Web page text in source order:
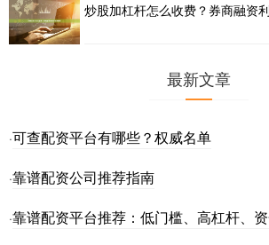
炒股加杠杆怎么收费？券商融资
最新文章
·可查配资平台有哪些？权威名单
·靠谱配资公司推荐指南
·靠谱配资平台推荐：低门槛、高杠杆、